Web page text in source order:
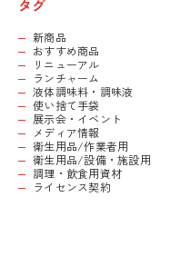
タグ
新商品
おすすめ商品
リニューアル
ランチャーム
液体調味料・調味液
使い捨て手袋
展示会・イベント
メディア情報
衛生用品/作業者用
衛生用品/設備・施設用
調理・飲食用資材
ライセンス契約